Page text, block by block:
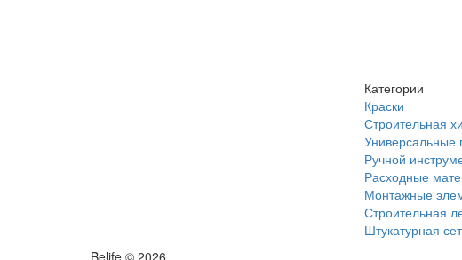
Категории
Краски
Строительная
Универсальные
Ручной
Расходные
Монтажные
Строительная
Штукатурная
Belife © 2026